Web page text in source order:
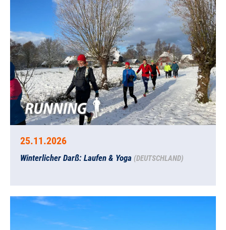
25.11.2026
Winterlicher Darß: Laufen & Yoga (DEUTSCHLAND)